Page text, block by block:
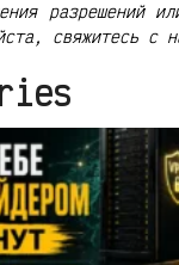
разрешений
свяжитесь с